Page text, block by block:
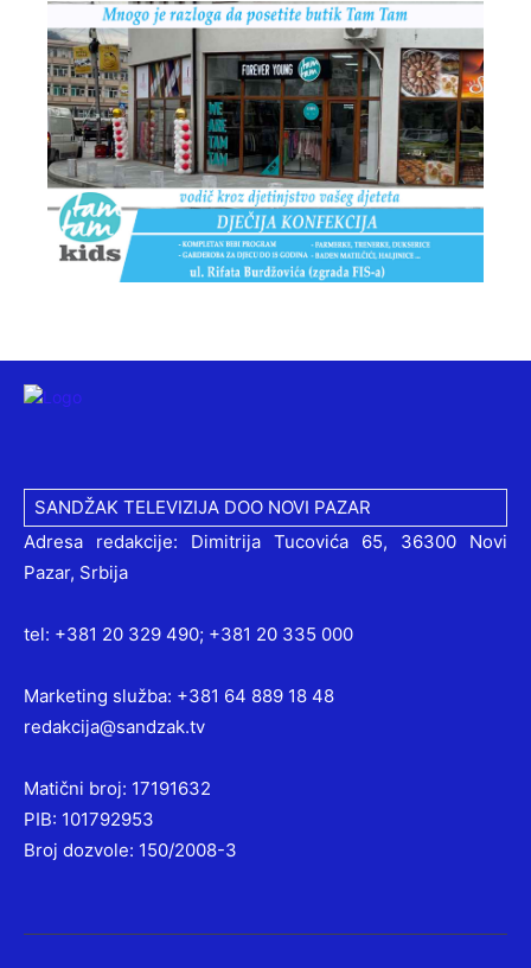
SANDŽAK TELEVIZIJA DOO NOVI PAZAR
Adresa redakcije: Dimitrija Tucovića 65, 36300 Novi
Pazar, Srbija
tel: +381 20 329 490; +381 20 335 000
Marketing služba: +381 64 889 18 48
redakcija@sandzak.tv
Matični broj: 17191632
PIB: 101792953
Broj dozvole: 150/2008-3